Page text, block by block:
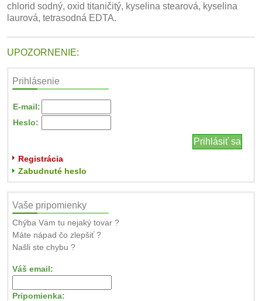
chlorid sodný, oxid titaničitý, kyselina stearová, kyselina
laurová, tetrasodná EDTA.
UPOZORNENIE:
Prihlásenie
E-mail:
Heslo:
Registrácia
Zabudnuté heslo
Vaše pripomienky
Chýba Vám tu nejaký tovar ?
Máte nápad čo zlepšiť ?
Našli ste chybu ?
Váš email:
Pripomienka: